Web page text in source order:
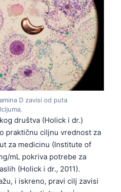
D zavisi od puta
društva (Holick i dr.)
praktičnu ciljnu vrednost za
za medicinu (Institute of
mL pokriva potrebe za
(Holick i dr., 2011).
i iskreno, pravi cilj zavisi